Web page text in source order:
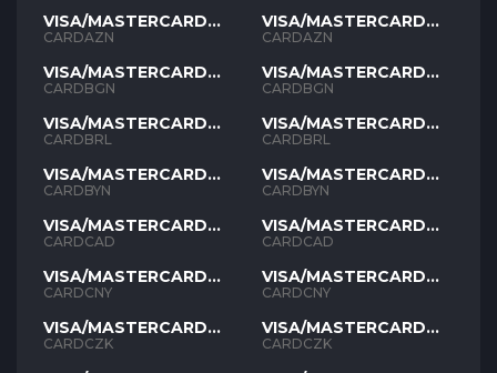
VISA/MASTERCARD
AZN
CARDAZN
VISA/MASTERCARD
BGN
CARDBGN
VISA/MASTERCARD
BRL
CARDBRL
VISA/MASTERCARD
BYN
CARDBYN
VISA/MASTERCARD
CAD
CARDCAD
VISA/MASTERCARD
CNY
CARDCNY
VISA/MASTERCARD
CZK
CARDCZK
VISA/MASTERCARD
AZN
CARDAZN
VISA/MASTERCARD
BGN
CARDBGN
VISA/MASTERCARD
BRL
CARDBRL
VISA/MASTERCARD
BYN
CARDBYN
VISA/MASTERCARD
CAD
CARDCAD
VISA/MASTERCARD
CNY
CARDCNY
VISA/MASTERCARD
CZK
CARDCZK